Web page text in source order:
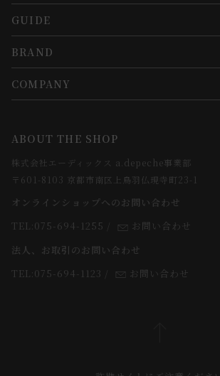
マイページ
新規会員登録
会員規約について
GUIDE
お買い物ガイド
会員登録について
お支払方法について
お届けについて
よくあるご質問
BRAND
コンセプト
webカタログ
COMPANY
求人情報
法人のお客様
スタッフ
ABOUT THE SHOP
株式会社エーディックス a.depeche事業部
〒601-8103 京都市南区上鳥羽仏現寺町23-1
オンラインショップへのお問い合わせ
TEL:075-694-1255
お問い合わせ
法人、お取引のお問い合わせ
TEL:075-694-1123
お問い合わせ